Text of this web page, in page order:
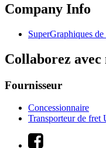
Company Info
SuperGraphiques de
Collaborez avec
Fournisseur
Concessionnaire
Transporteur de